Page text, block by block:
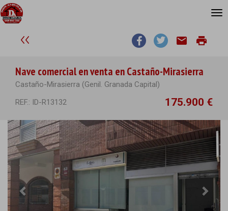
email print
Nave comercial en venta en Castaño-Mirasierra
Castaño-Mirasierra (Genil. Granada Capital)
REF.: ID-R13132
175.900 €